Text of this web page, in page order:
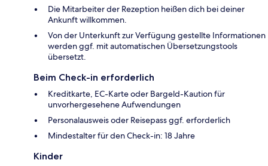
Die Mitarbeiter der Rezeption heißen dich bei deiner
Ankunft willkommen.
Von der Unterkunft zur Verfügung gestellte Informationen
werden ggf. mit automatischen Übersetzungstools
übersetzt.
Beim Check-in erforderlich
Kreditkarte, EC-Karte oder Bargeld-Kaution für
unvorhergesehene Aufwendungen
Personalausweis oder Reisepass ggf. erforderlich
Mindestalter für den Check-in: 18 Jahre
Kinder